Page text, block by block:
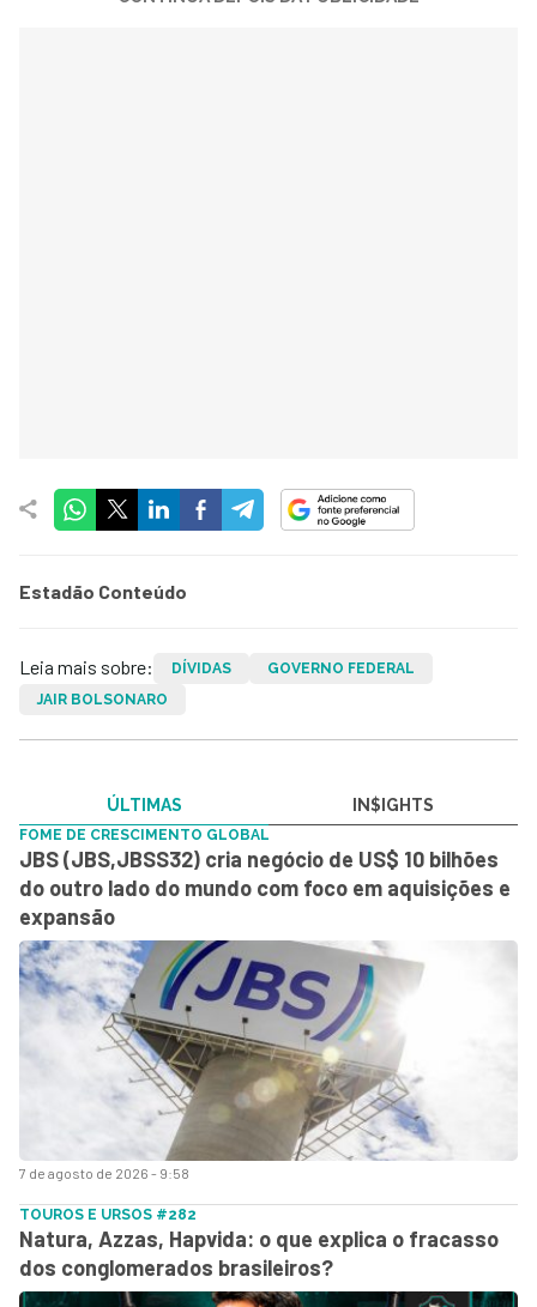
Estadão Conteúdo
Leia mais sobre: DÍVIDAS
GOVERNO FEDERAL
JAIR BOLSONARO
ÚLTIMAS IN$IGHTS
7 de agosto de 2026 - 9:58
FOME DE CRESCIMENTO GLOBAL
JBS (JBS,JBSS32) cria negócio de US$ 10 bilhões
do outro lado do mundo com foco em aquisições e
expansão
TOUROS E URSOS #282
Natura, Azzas, Hapvida: o que explica o fracasso
dos conglomerados brasileiros?